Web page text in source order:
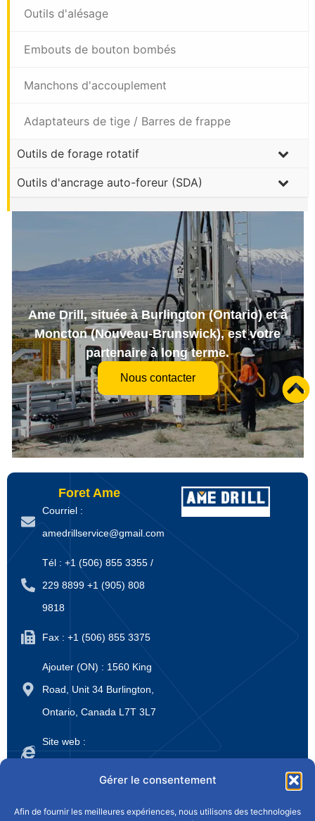
Gérer le consentement
Afin de fournir les meilleures expériences, nous utilisons des technologies
Outils d'alésage
Embouts de bouton bombés
Manchons d'accouplement
Adaptateurs de tige / Barres de frappe
Outils de forage rotatif
Outils d'ancrage auto-foreur (SDA)
Ame Drill, située à Burlington (Ontario) et à
Moncton (Nouveau-Brunswick), est votre
partenaire à long terme.
Nous contacter
Foret Ame
Courriel :
amedrillservice@gmail.com
Tél : +1 (506) 855 3355 /
229 8899 +1 (905) 808
9818
Fax : +1 (506) 855 3375
Ajouter (ON) : 1560 King
Road, Unit 34 Burlington,
Ontario, Canada L7T 3L7
Site web :